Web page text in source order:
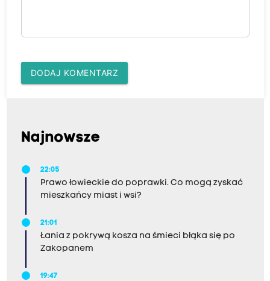
DODAJ KOMENTARZ
Najnowsze
22:05
Prawo łowieckie do poprawki. Co mogą zyskać
mieszkańcy miast i wsi?
21:01
Łania z pokrywą kosza na śmieci błąka się po
Zakopanem
19:47